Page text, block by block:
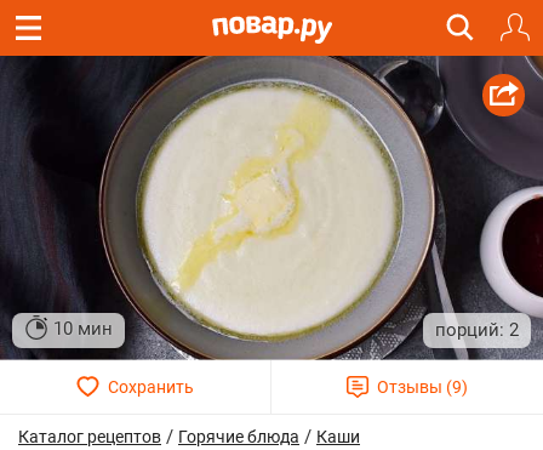
10 мин 2
Каталог рецептов / Горячие блюда / Каши